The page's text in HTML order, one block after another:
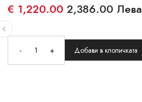
€ 1,220.00 2,386.00 Лева
- + Добави в клоличката